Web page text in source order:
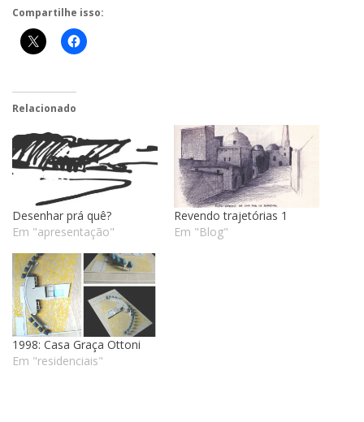
Compartilhe isso:
Relacionado
Desenhar prá quê?
Em "apresentação"
Revendo trajetórias 1
Em "Blog"
1998: Casa Graça Ottoni
Em "residenciais"